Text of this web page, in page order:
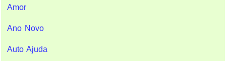
Amor
Ano Novo
Auto Ajuda